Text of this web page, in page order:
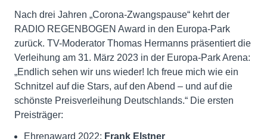
Nach drei Jahren „Corona-Zwangspause“ kehrt der
RADIO REGENBOGEN Award in den Europa-Park
zurück. TV-Moderator Thomas Hermanns präsentiert die
Verleihung am 31. März 2023 in der Europa-Park Arena:
„Endlich sehen wir uns wieder! Ich freue mich wie ein
Schnitzel auf die Stars, auf den Abend – und auf die
schönste Preisverleihung Deutschlands.“ Die ersten
Preisträger:
Ehrenaward 2022: Frank Elstner